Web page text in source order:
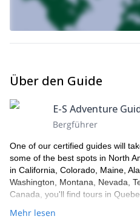
Montanaan.
Über den Guide
E-S Adventure
Bergführer
One of our certified guides will
some of the best spots in North
in California, Colorado, Maine,
Washington, Montana, Nevada,
Canada, you'll find tours in
Mehr lesen